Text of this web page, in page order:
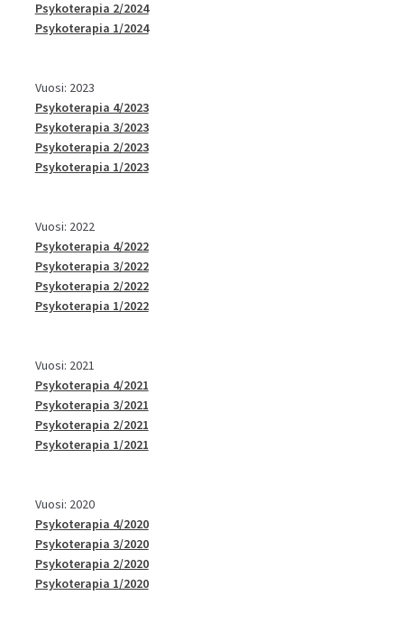
Psykoterapia 2/2024
Psykoterapia 1/2024
Vuosi: 2023
Psykoterapia 4/2023
Psykoterapia 3/2023
Psykoterapia 2/2023
Psykoterapia 1/2023
Vuosi: 2022
Psykoterapia 4/2022
Psykoterapia 3/2022
Psykoterapia 2/2022
Psykoterapia 1/2022
Vuosi: 2021
Psykoterapia 4/2021
Psykoterapia 3/2021
Psykoterapia 2/2021
Psykoterapia 1/2021
Vuosi: 2020
Psykoterapia 4/2020
Psykoterapia 3/2020
Psykoterapia 2/2020
Psykoterapia 1/2020